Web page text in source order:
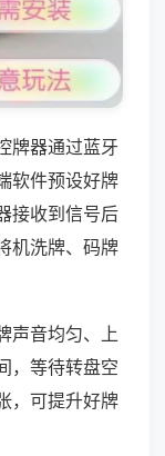
牌器通过蓝牙
软件预设好牌
接收到信号后
机洗牌、码牌
声音均匀、上
，等待转盘空
，可提升好牌